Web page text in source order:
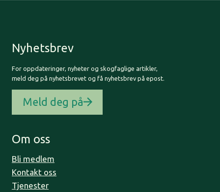
Nyhetsbrev
For oppdateringer, nyheter og skogfaglige artikler,
meld deg på nyhetsbrevet og få nyhetsbrev på epost.
Meld deg på
Om oss
Bli medlem
Kontakt oss
Tjenester